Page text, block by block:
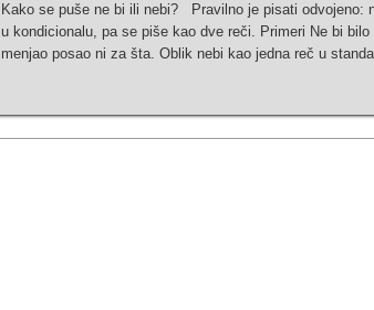
Kako se puše ne bi ili nebi? Pravilno je pisati odvojeno:
u kondicionalu, pa se piše kao dve reči. Primeri Ne bi
menjаo posao ni za šta. Oblik nebi kao jedna reč u